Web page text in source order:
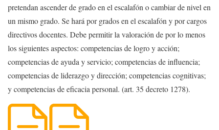
pretendan ascender de grado en el escalafón o cambiar de nivel en
un mismo grado. Se hará por grados en el escalafón y por cargos
directivos docentes. Debe permitir la valoración de por lo menos
los siguientes aspectos: competencias de logro y acción;
competencias de ayuda y servicio; competencias de influencia;
competencias de liderazgo y dirección; competencias cognitivas;
y competencias de eficacia personal. (art. 35 decreto 1278).